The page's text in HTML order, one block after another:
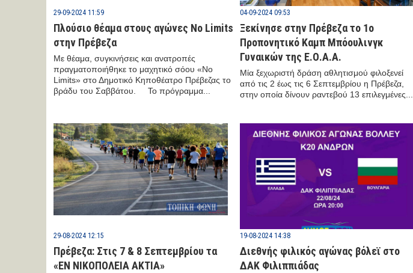
29-09-2024 11:59
Πλούσιο θέαμα στους αγώνες No Limits
στην Πρέβεζα
Με θέαμα, συγκινήσεις και ανατροπές
πραγματοποιήθηκε το μαχητικό σόου «Νo
Limits» στο Δημοτικό Κηποθέατρο Πρέβεζας το
βράδυ του Σαββάτου. Το πρόγραμμα...
04-09-2024 09:53
Ξεκίνησε στην Πρέβεζα το 1ο
Προπονητικό Καμπ Μπόουλινγκ
Γυναικών της Ε.Ο.Α.Α.
Μία ξεχωριστή δράση αθλητισμού φιλοξενεί
από τις 2 έως τις 6 Σεπτεμβρίου η Πρέβεζα,
στην οποία δίνουν ραντεβού 13 επιλεγμένες...
29-08-2024 12:15
Πρέβεζα: Στις 7 & 8 Σεπτεμβρίου τα
«ΕΝ ΝΙΚΟΠΟΛΕΙΑ ΑΚΤΙΑ»
19-08-2024 14:38
Διεθνής φιλικός αγώνας βόλεϊ στο
ΔΑΚ Φιλιππιάδας